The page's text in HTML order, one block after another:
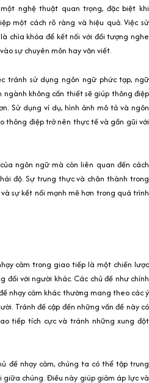
nghệ thuật quan trọng, đặc biệt khi
một cách rõ ràng và hiệu quả. Việc sử
chìa khóa để kết nối với đối tượng nghe
sự chuyên môn hay văn viết.
tránh sử dụng ngôn ngữ phức tạp, ngữ
không cần thiết sẽ giúp thông điệp
Sử dụng ví dụ, hình ảnh mô tả và ngôn
thông điệp trở nên thực tế và gần gũi với
ngôn ngữ mà còn liên quan đến cách
độ. Sự trung thực và chân thành trong
sự kết nối mạnh mẽ hơn trong quá trình
cảm trong giao tiếp là một chiến lược
đối với người khác. Các chủ đề như chính
nhạy cảm khác thường mang theo các ý
Tránh đề cập đến những vấn đề này có
tiếp tích cực và tránh những xung đột
đề nhạy cảm, chúng ta có thể tập trung
chúng. Điều này giúp giảm áp lực và